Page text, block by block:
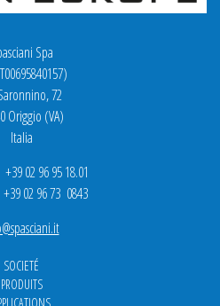
Spa
72
Origgio (VA)
Italia
02 96 95 18.01
02 96 73 0843
SOCIETÉ
PRODUITS